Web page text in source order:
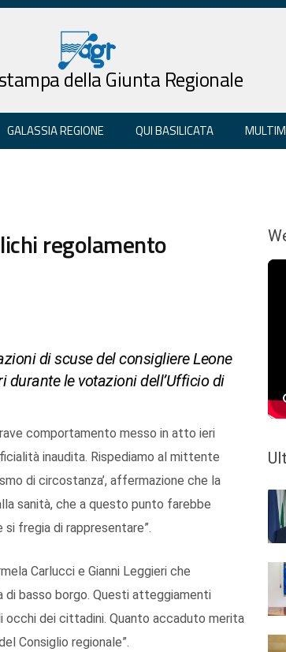
della Giunta Regionale
GALASSIA REGIONE QUI BASILICATA
regolamento
di scuse del consigliere Leone
le votazioni dell’Ufficio di
comportamento messo in atto ieri
inaudita. Rispediamo al mittente
di circostanza’, affermazione che la
sanità, che a questo punto farebbe
fregia di rappresentare”.
Carlucci e Gianni Leggieri che
di basso borgo. Questi atteggiamenti
dei cittadini. Quanto accaduto merita
Consiglio regionale”.